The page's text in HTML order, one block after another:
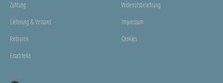
Zahlung
Lieferung & Versand
Retouren
Ersatzteile
Widerrufsbelehrung
Impressum
Cookies